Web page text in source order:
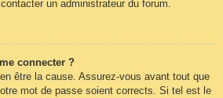
un administrateur du forum.
connecter ?
être la cause. Assurez-vous avant tout que
mot de passe soient corrects. Si tel est le